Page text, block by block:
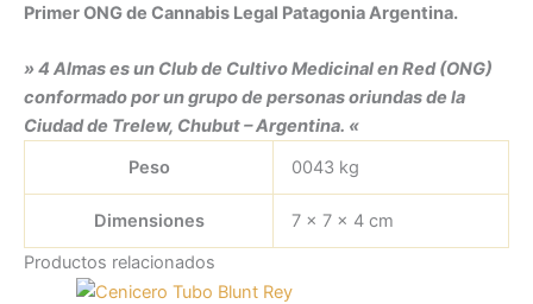
Primer ONG de Cannabis Legal Patagonia Argentina.
» 4 Almas es un Club de Cultivo Medicinal en Red (ONG)
conformado por un grupo de personas oriundas de la
Ciudad de Trelew, Chubut – Argentina. «
Peso
0043 kg
Dimensiones
7 × 7 × 4 cm
Productos relacionados